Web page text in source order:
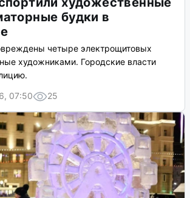
будки в
четыре электрощитовых
художниками. Городские власти
07:50
25